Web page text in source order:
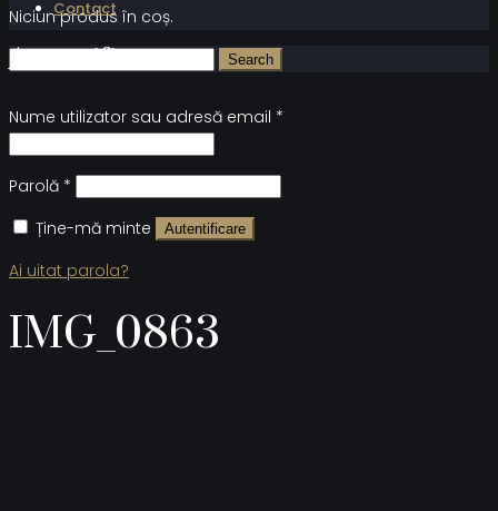
Niciun produs în coș.
Contact
Autentificare
Nume utilizator sau adresă email *
Parolă *
Ține-mă minte
Autentificare
Ai uitat parola?
IMG_0863